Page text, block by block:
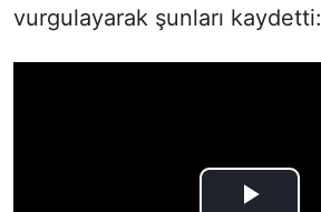
vurgulayarak şunları kaydetti: